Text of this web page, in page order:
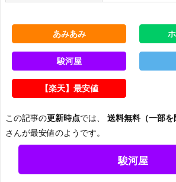
あみあみ
駿河屋
【楽天】最安値
この記事の更新時点では、 送料無料（一部を
さんが最安値のようです。
駿河屋